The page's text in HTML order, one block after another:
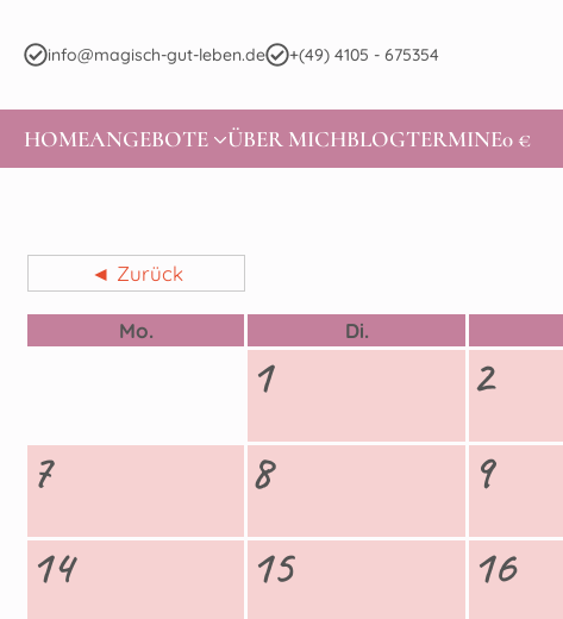
info@magisch-gut-leben.de +(49) 4105 - 675354
HOMEANGEBOTE ÜBER MICHBLOGTERMINE0 €
◄ Zurück
Mo. Di.
1 2
7
8 9
14
15 16